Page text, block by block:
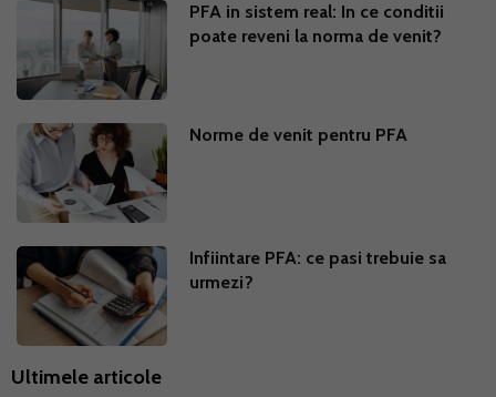
PFA in sistem real: In ce conditii
poate reveni la norma de venit?
Norme de venit pentru PFA
Infiintare PFA: ce pasi trebuie sa
urmezi?
Ultimele articole